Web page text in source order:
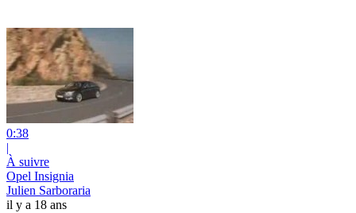
0:38
|
À suivre
Opel Insignia
Julien Sarboraria
il y a 18 ans